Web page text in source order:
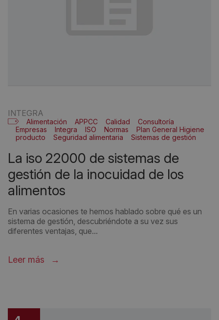
INTEGRA
Alimentación APPCC Calidad
Consultoría
Empresas
Integra ISO Normas
Plan General Higiene
producto
Seguridad alimentaria
Sistemas de gestión
la iso 22000 de sistemas de
gestión de la inocuidad de los
alimentos
En varias ocasiones te hemos hablado sobre qué es un
sistema de gestión, descubriéndote a su vez sus
diferentes ventajas, que...
Leer más